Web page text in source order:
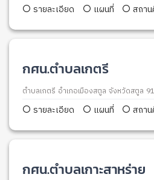
รายละเอียด แผนที่ สถาน
กศน.ตำบลเกตรี
ตำบลเกตรี อำเภอเมืองสตูล จังหวัดสตูล
รายละเอียด แผนที่ สถาน
กศน.ตำบลเกาะสาหร่าย